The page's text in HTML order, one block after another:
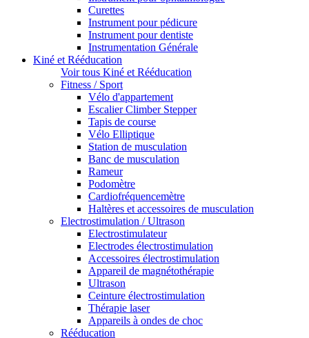
Curettes
Instrument pour pédicure
Instrument pour dentiste
Instrumentation Générale
Kiné et Rééducation
Voir tous Kiné et Rééducation
Fitness / Sport
Vélo d'appartement
Escalier Climber Stepper
Tapis de course
Vélo Elliptique
Station de musculation
Banc de musculation
Rameur
Podomètre
Cardiofréquencemètre
Haltères et accessoires de musculation
Electrostimulation / Ultrason
Electrostimulateur
Electrodes électrostimulation
Accessoires électrostimulation
Appareil de magnétothérapie
Ultrason
Ceinture électrostimulation
Thérapie laser
Appareils à ondes de choc
Rééducation